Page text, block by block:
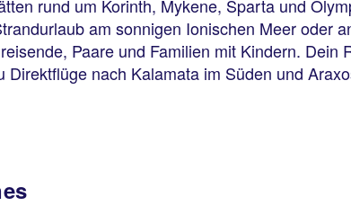
rund um Korinth, Mykene, Sparta und
am sonnigen Ionischen Meer oder
Paare und Familien mit Kindern. Dein
nach Kalamata im Süden und